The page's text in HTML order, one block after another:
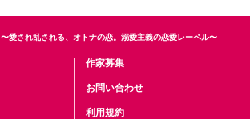
〜愛され乱される、オトナの恋。溺愛主義の恋愛レーベル〜
作家募集
お問い合わせ
利用規約